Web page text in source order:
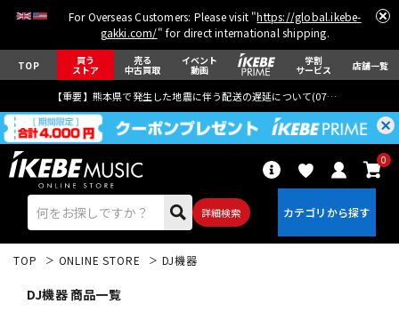
For Overseas Customers: Please visit "https://global.ikebe-
gakki.com/" for direct international shipping.
TOP 買う
ストア
売る
中古買取
イベント
動画
学割
サービス 店舗一覧
【重要】熊本県で発生した地震に伴う配送の遅延について(07月29日
詳細検索
0
TOP ONLINE STORE DJ機器
DJ機器 商品一覧